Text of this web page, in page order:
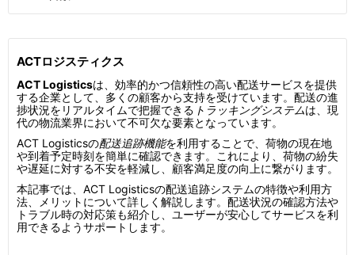
ACTロジスティクス
ACT Logisticsは、効率的かつ信頼性の高い配送サービスを提供
する企業として、多くの顧客から支持を受けています。配送の進
捗状況をリアルタイムで把握できる トラッキングシステムは、現
代の物流業界において不可欠な要素となっています。
ACT Logisticsの配送追跡機能を利用することで、荷物の現在地
や到着予定時刻を簡単に確認できます。これにより、荷物の紛失
や遅延に対する不安を軽減し、顧客満足度の向上に繋がります。
本記事では、ACT Logisticsの配送追跡システムの特徴や利用方
法、メリットについて詳しく解説します。配送状況の確認方法や
トラブル時の対応策も紹介し、ユーザーが安心してサービスを利
用できるようサポートします。